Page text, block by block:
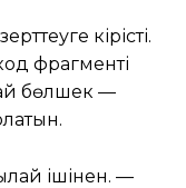
кірісті.
фрагменті
бөлшек —
ішінен. —